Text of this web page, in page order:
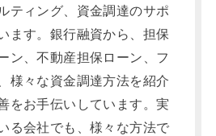
ティング、資金調達のサポ
ます。銀行融資から、担保
ン、不動産担保ローン、フ
様々な資金調達方法を紹介
をお手伝いしています。実
る会社でも、様々な方法で